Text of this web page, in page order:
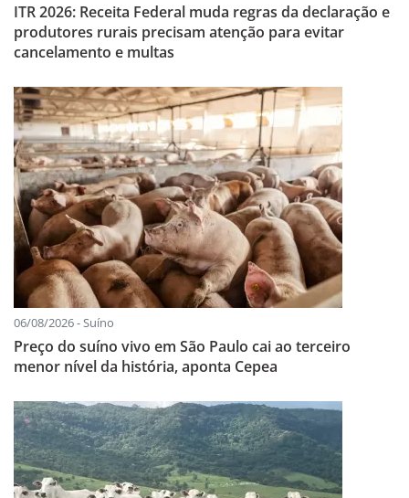
ITR 2026: Receita Federal muda regras da declaração e
produtores rurais precisam atenção para evitar
cancelamento e multas
06/08/2026 - Suíno
Preço do suíno vivo em São Paulo cai ao terceiro
menor nível da história, aponta Cepea